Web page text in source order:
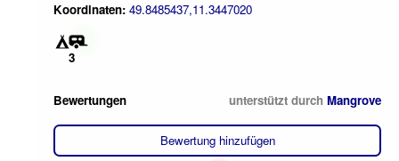
Koordinaten: 49.8485437,11.3447020
3
Bewertungen unterstützt durch Mangrove
Bewertung hinzufügen
2